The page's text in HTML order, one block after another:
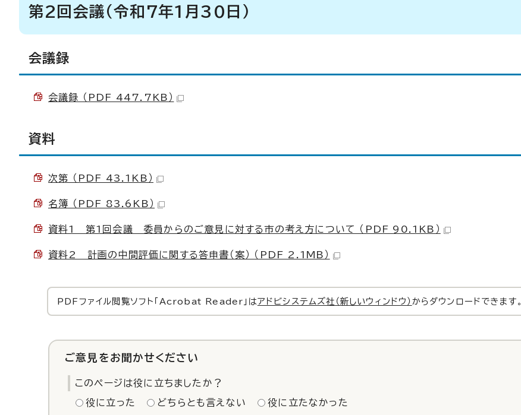
第2回会議（令和7年1月30日）
会議録
会議録 （PDF 447.7KB）
資料
次第 （PDF 43.1KB）
名簿 （PDF 83.6KB）
資料1 第1回会議 委員からのご意見に対する市の考え方について （PDF 90.1KB）
資料2 計画の中間評価に関する答申書（案） （PDF 2.1MB）
PDFファイル閲覧ソフト「Acrobat Reader」はアドビシステムズ社（新しいウィンドウ） からダウンロードできます。
ご意見をお聞かせください
このページは役に立ちましたか？
役に立った どちらとも言えない 役に立たなかった